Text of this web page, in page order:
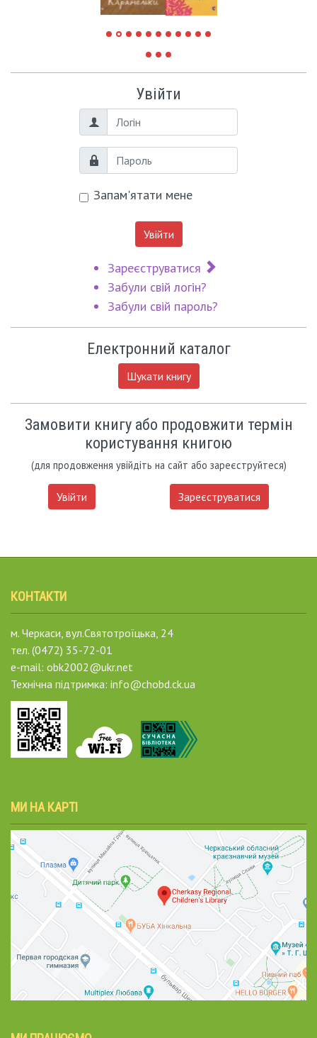
Увійти
Логін
Пароль
Запам'ятати мене
Увійти
Зареєструватися
Забули свій логін?
Забули свій пароль?
Електронний каталог
Шукати книгу
Замовити книгу або продовжити термін
користування книгою
(для продовження увійдіть на сайт або зареєструйтеся)
Увійти Зареєструватися
КОНТАКТИ
м. Черкаси, вул.Святотроїцька, 24
тел. (0472) 35-72-01
e-mail: obk2002@ukr.net
Технічна підтримка: info@chobd.ck.ua
МИ НА КАРТІ